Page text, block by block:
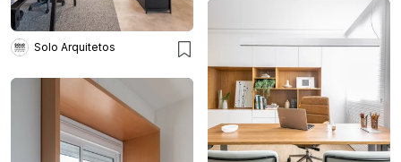
Solo Arquitetos